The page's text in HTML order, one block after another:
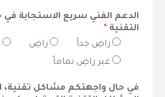
الدعم الفني سريع الاستجابة
التقنية *
راضِ جداً
راضِ
غير راضِ تماماً
في حال واجهتكم مشاكل تقنية،